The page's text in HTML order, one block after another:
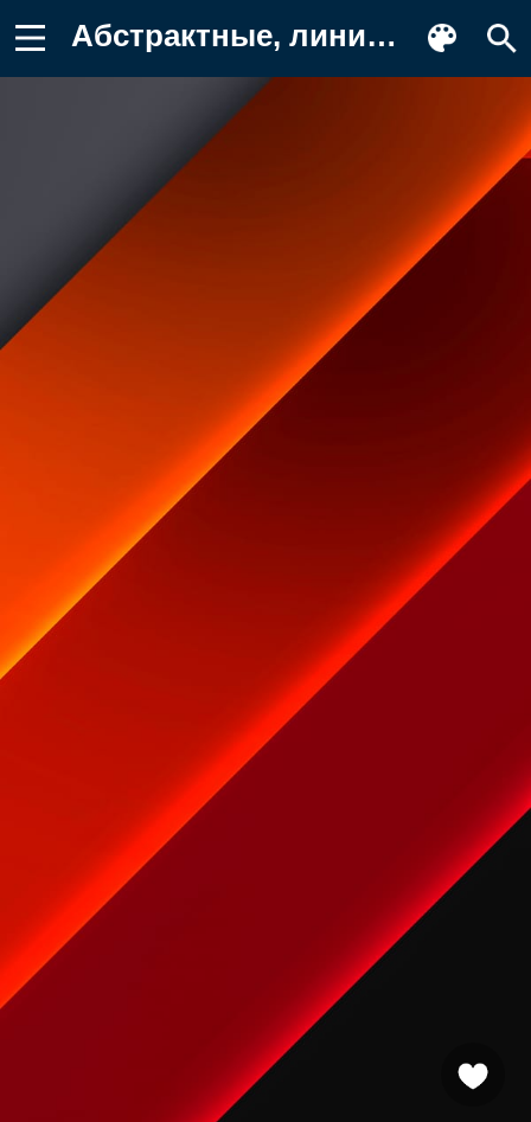
Абстрактные, линия, линии, полоса Обои для телефона